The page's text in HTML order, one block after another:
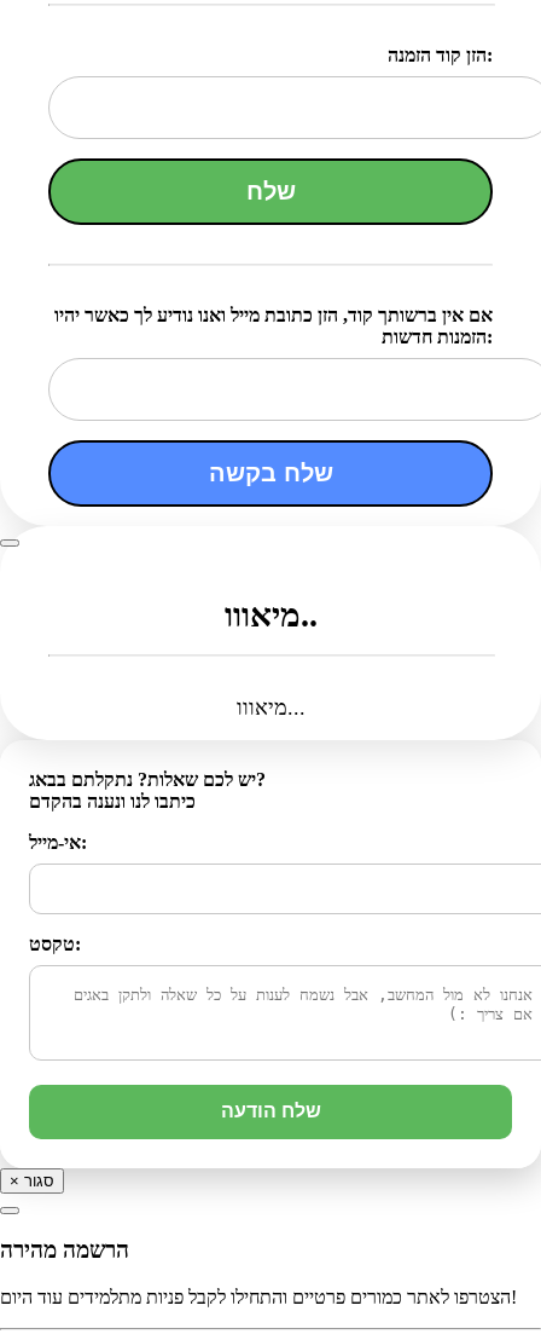
הזן קוד הזמנה:
שלח
אם אין ברשותך קוד, הזן כתובת מייל ואנו נודיע לך כאשר יהיו
הזמנות חדשות:
שלח בקשה
מיאווו..
מיאווו...
יש לכם שאלות? נתקלתם בבאג?
כיתבו לנו ונענה בהקדם
אי-מייל:
טקסט:
שלח הודעה
× סגור
הרשמה מהירה
הצטרפו לאתר כמורים פרטיים והתחילו לקבל פניות מתלמידים עוד היום!